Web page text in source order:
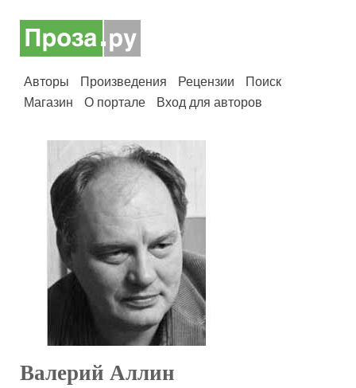
Авторы Произведения Рецензии
Поиск
Магазин
О портале Вход для авторов
Валерий Аллин